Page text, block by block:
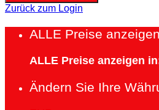
Zurück zum Login
ALLE Preise
ALLE Preise anzeigen
Ändern Sie Ihre